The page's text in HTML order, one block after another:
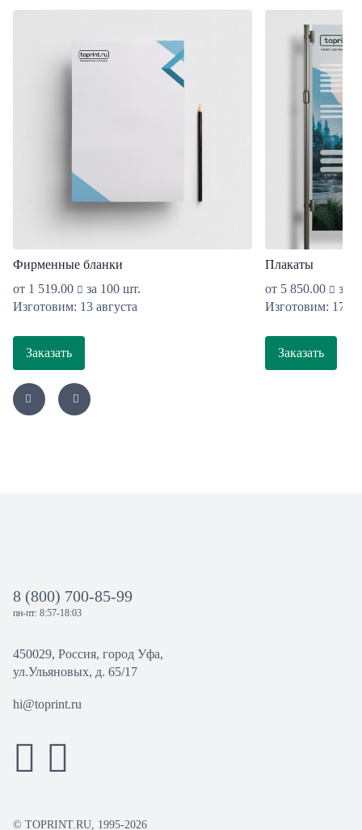
Фирменные бланки
от 1 519.00
за 100 шт.
Изготовим: 13 августа
Заказать
Плакаты
от 5 850.00
за
Изготовим: 17
Заказать
8 (800) 700-85-99
пн-пт: 8:57-18:03
450029, Россия, город Уфа,
ул.Ульяновых, д. 65/17
hi@toprint.ru
© TOPRINT.RU, 1995-2026